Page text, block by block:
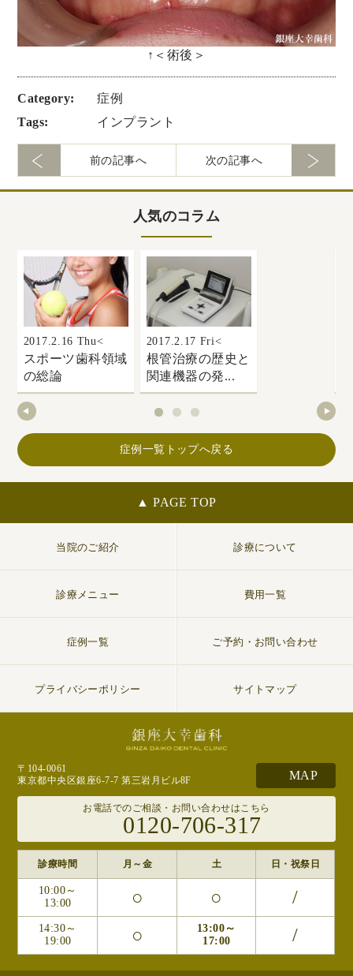
↑＜術後＞
Category:
症例
Tags:
インプラント
前の記事へ 次の記事へ
人気のコラム
2017.2.16 Thu<
スポーツ歯科領域
の総論
2017.2.17 Fri<
根管治療の歴史と
関連機器の発...
症例一覧トップへ戻る
▲ PAGE TOP
当院のご紹介 診療について
診療メニュー 費用一覧
症例一覧 ご予約・お問い合わせ
プライバシーポリシー サイトマップ
〒104-0061
東京都中央区銀座6-7-7 第三岩月ビル8F
MAP
お電話でのご相談・お問い合わせはこちら
0120-706-317
診療時間 月～金 土 日・祝祭日
10:00～
13:00
○ ○ /
14:30～
19:00
○
13:00～
17:00
/